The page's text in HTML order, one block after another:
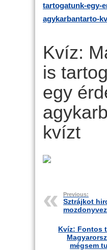
tartogatunk-egy-
agykarbantarto-
Kvíz:
is
egy
kvízt
Previous:
Sztrájkot
Kvíz: Fontos
mégsem